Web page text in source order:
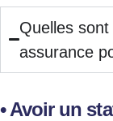
Quelles
assurance
• Avoir un